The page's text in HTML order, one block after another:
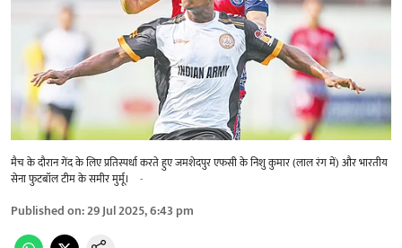
मैच के दौरान गेंद के लिए प्रतिस्पर्धा करते हुए जमशेदपुर एफसी के निशु कुमार (लाल रंग में) और भारतीय
सेना फुटबॉल टीम के समीर मुर्मू।
-
Published on:29 Jul 2025, 6:43 pm